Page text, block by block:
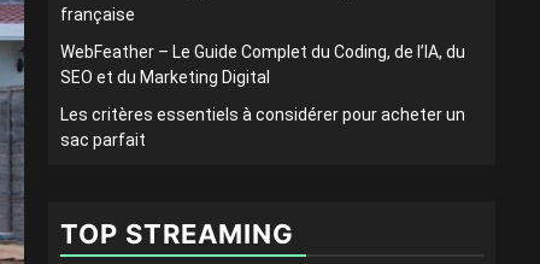
française
WebFeather – Le Guide Complet du Coding, de l’IA, du
SEO et du Marketing Digital
Les critères essentiels à considérer pour acheter un
sac parfait
TOP STREAMING